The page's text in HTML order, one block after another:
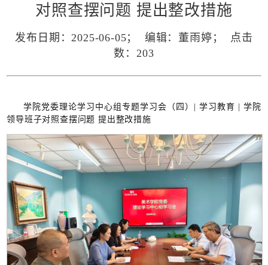
对照查摆问题 提出整改措施
发布日期：2025-06-05； 编辑：董雨婷； 点击
数：203
学院党委理论学习中心组专题学习会（四）| 学习教育 | 学院
领导班子对照查摆问题 提出整改措施